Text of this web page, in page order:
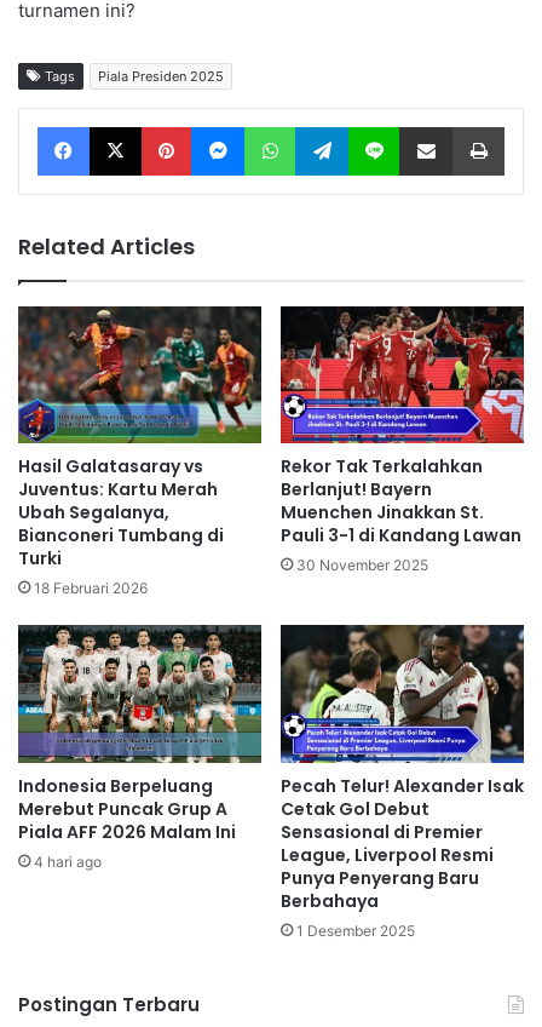
turnamen ini?
Tags Piala Presiden 2025
Facebook X Pinterest Messenger WhatsApp Telegram Line Share via Email
Related Articles
Hasil Galatasaray vs
Juventus: Kartu Merah
Ubah Segalanya,
Bianconeri Tumbang di
Turki
18 Februari 2026
Rekor Tak Terkalahkan
Berlanjut! Bayern
Muenchen Jinakkan St.
Pauli 3-1 di Kandang Lawan
30 November 2025
Indonesia Berpeluang
Merebut Puncak Grup A
Piala AFF 2026 Malam Ini
4 hari ago
Pecah Telur! Alexander Isak
Cetak Gol Debut
Sensasional di Premier
League, Liverpool Resmi
Punya Penyerang Baru
Berbahaya
1 Desember 2025
Postingan Terbaru